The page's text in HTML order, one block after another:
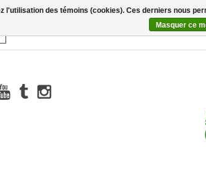
l'utilisation des témoins (cookies). Ces derniers nous
Masquer ce